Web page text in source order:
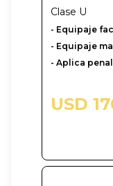
Clase U
-‎ Equipaje
- Equipaje
- Aplica
USD